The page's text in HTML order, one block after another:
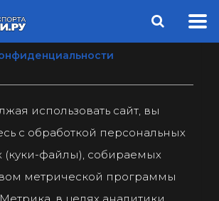
использовать сайт, вы
с обработкой персональных
(куки-файлы), собираемых
метрической программы